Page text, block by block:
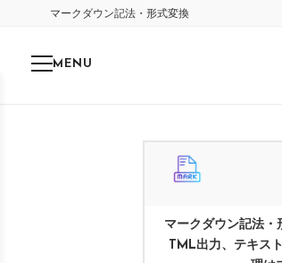
マークダウン記法・形式変換
MENU
マークダウン記法
TML出力、テキス